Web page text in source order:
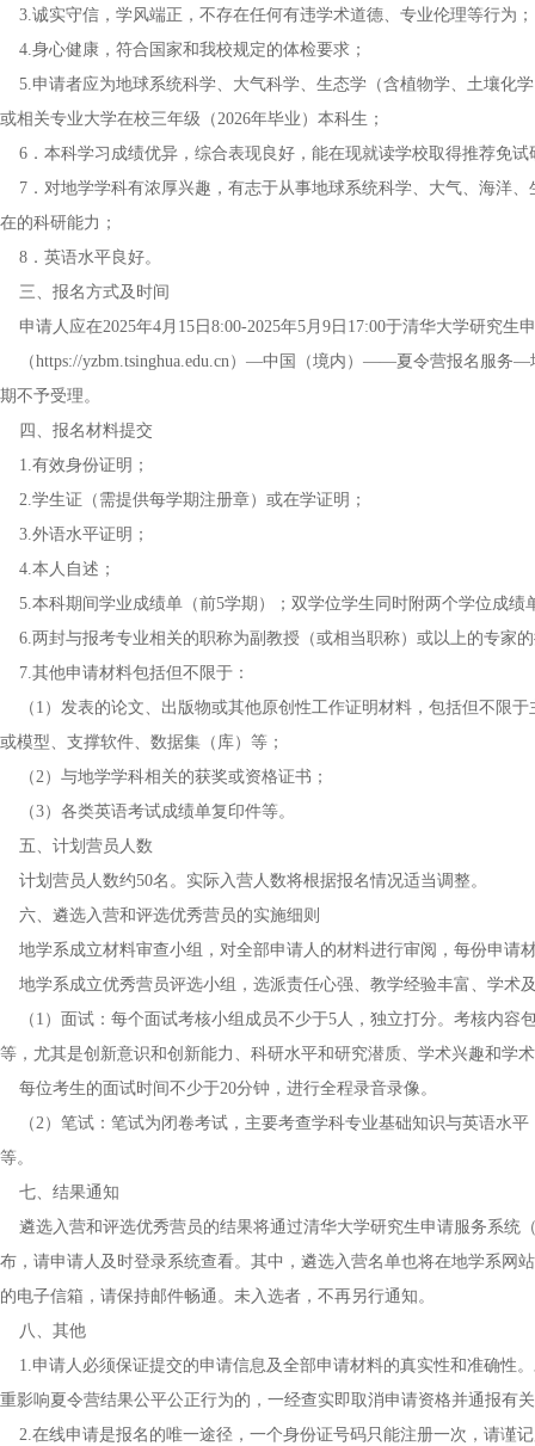
3.诚实守信，学风端正，不存在任何有违学术道德、专业伦理等行为；
4.身心健康，符合国家和我校规定的体检要求；
5.申请者应为地球系统科学、大气科学、生态学（含植物学、土壤化
或相关专业大学在校三年级（2026年毕业）本科生；
6．本科学习成绩优异，综合表现良好，能在现就读学校取得推荐免试
7．对地学学科有浓厚兴趣，有志于从事地球系统科学、大气、海洋
在的科研能力；
8．英语水平良好。
三、报名方式及时间
申请人应在2025年4月15日8:00-2025年5月9日17:00于清华大学研究生
（https://yzbm.tsinghua.edu.cn）—中国（境内）——夏令营报名服务—
期不予受理。
四、报名材料提交
1.有效身份证明；
2.学生证（需提供每学期注册章）或在学证明；
3.外语水平证明；
4.本人自述；
5.本科期间学业成绩单（前5学期）；双学位学生同时附两个学位成绩
6.两封与报考专业相关的职称为副教授（或相当职称）或以上的专家
7.其他申请材料包括但不限于：
（1）发表的论文、出版物或其他原创性工作证明材料，包括但不限
或模型、支撑软件、数据集（库）等；
（2）与地学学科相关的获奖或资格证书；
（3）各类英语考试成绩单复印件等。
五、计划营员人数
计划营员人数约50名。实际入营人数将根据报名情况适当调整。
六、遴选入营和评选优秀营员的实施细则
地学系成立材料审查小组，对全部申请人的材料进行审阅，每份申请
地学系成立优秀营员评选小组，选派责任心强、教学经验丰富、学术
（1）面试：每个面试考核小组成员不少于5人，独立打分。考核内容
等，尤其是创新意识和创新能力、科研水平和研究潜质、学术兴趣和学
每位考生的面试时间不少于20分钟，进行全程录音录像。
（2）笔试：笔试为闭卷考试，主要考查学科专业基础知识与英语水
等。
七、结果通知
遴选入营和评选优秀营员的结果将通过清华大学研究生申请服务系统
布，请申请人及时登录系统查看。其中，遴选入营名单也将在地学系网
的电子信箱，请保持邮件畅通。未入选者，不再另行通知。
八、其他
1.申请人必须保证提交的申请信息及全部申请材料的真实性和准确性
重影响夏令营结果公平公正行为的，一经查实即取消申请资格并通报有
2.在线申请是报名的唯一途径，一个身份证号码只能注册一次，请谨